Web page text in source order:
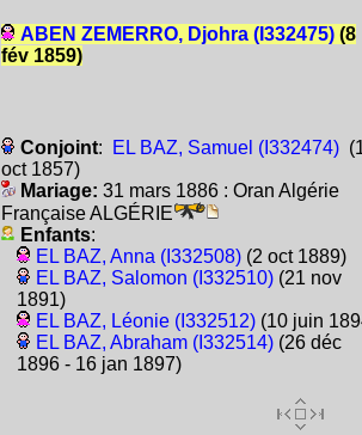
ABEN ZEMERRO, Djohra (I332475)(8
fév 1859)
Conjoint: EL BAZ, Samuel (I332474)
oct 1857)
Mariage: 31 mars 1886 : Oran Algérie
Française ALGÉRIE
Enfants:
EL BAZ, Anna (I332508)(2 oct 1889)
EL BAZ, Salomon (I332510)(21 nov
1891)
EL BAZ, Léonie (I332512)(10 juin
EL BAZ, Abraham (I332514)(26 déc
1896 - 16 jan 1897)